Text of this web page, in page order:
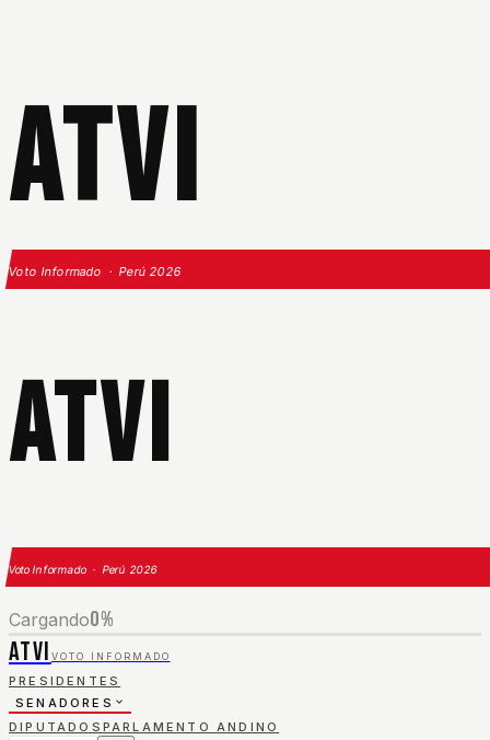
ATVI
Voto Informado · Perú 2026
ATVI
Voto Informado · Perú 2026
Cargando0%
ATVI VOTO INFORMADO
PRESIDENTES
SENADORES
DIPUTADOS PARLAMENTO ANDINO